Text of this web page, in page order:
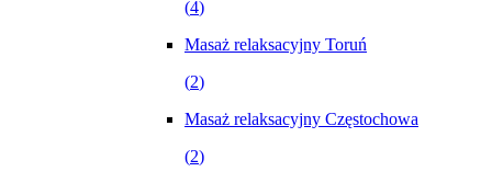
(4)
Masaż relaksacyjny Toruń
(2)
Masaż relaksacyjny Częstochowa
(2)